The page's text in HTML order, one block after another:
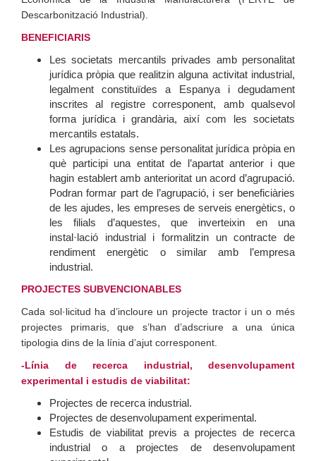
Descarbonització Industrial).
BENEFICIARIS
Les societats mercantils privades amb personalitat
jurídica pròpia que realitzin alguna activitat industrial,
legalment constituïdes a Espanya i degudament
inscrites al registre corresponent, amb qualsevol
forma jurídica i grandària, així com les societats
mercantils estatals.
Les agrupacions sense personalitat jurídica pròpia en
què participi una entitat de l’apartat anterior i que
hagin establert amb anterioritat un acord d’agrupació.
Podran formar part de l’agrupació, i ser beneficiàries
de les ajudes, les empreses de serveis energètics, o
les filials d’aquestes, que inverteixin en una
instal·lació industrial i formalitzin un contracte de
rendiment energètic o similar amb l’empresa
industrial.
PROJECTES SUBVENCIONABLES
Cada sol·licitud ha d’incloure un projecte tractor i un o més
projectes primaris, que s’han d’adscriure a una única
tipologia dins de la línia d’ajut corresponent.
-Línia de recerca industrial, desenvolupament
experimental i estudis de viabilitat:
Projectes de recerca industrial.
Projectes de desenvolupament experimental.
Estudis de viabilitat previs a projectes de recerca
industrial o a projectes de desenvolupament